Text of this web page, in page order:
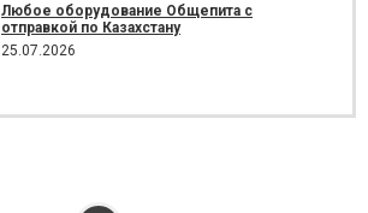
Любое оборудование Общепита с
отправкой по Казахстану
25.07.2026